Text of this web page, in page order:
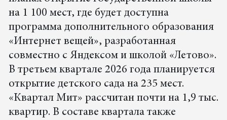
на 1 100 мест, где будет доступна
программа дополнительного образования
«Интернет вещей», разработанная
совместно с Яндексом и школой «Летово».
В третьем квартале 2026 года планируется
открытие детского сада на 235 мест.
«Квартал Мит» рассчитан почти на 1,9 тыс.
квартир. В составе квартала также